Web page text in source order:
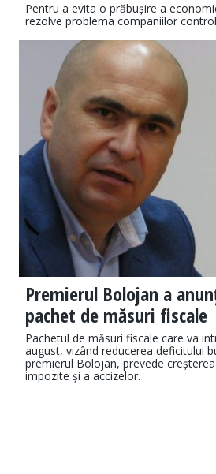
Pentru a evita o prăbușire a
rezolve problema companiilor
Premierul Bolojan a
pachet de măsuri fiscale
Pachetul de măsuri fiscale care va
august, vizând reducerea deficitului
premierul Bolojan, prevede
impozite și a accizelor.